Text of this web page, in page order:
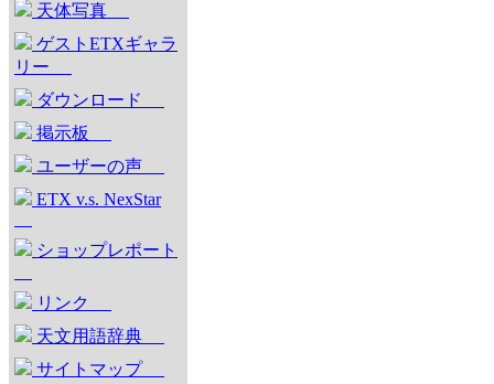
天体写真
ゲストETXギャラ
リー
ダウンロード
掲示板
ユーザーの声
ETX v.s. NexStar
ショップレポート
リンク
天文用語辞典
サイトマップ